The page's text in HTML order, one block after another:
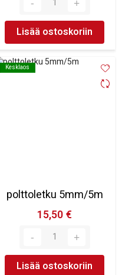
Lisää ostoskoriin
Kesklaos
Kesklaos
polttoletku 5mm/5m
15,50 €
Lisää ostoskoriin